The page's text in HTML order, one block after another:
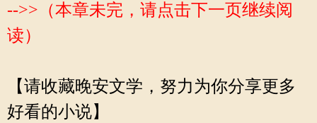
-->>（本章未完，请点击下一页继续阅
读）
【请收藏晚安文学，努力为你分享更多
好看的小说】